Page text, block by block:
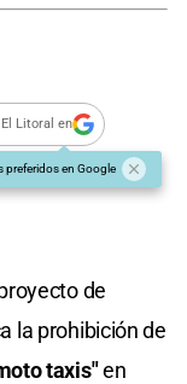
Litoral en
preferidos en Google
de
la prohibición de
taxis"en